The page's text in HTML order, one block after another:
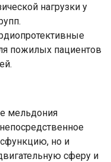
нагрузки у
пожилых пациентов
мельдония
но и
сферу и